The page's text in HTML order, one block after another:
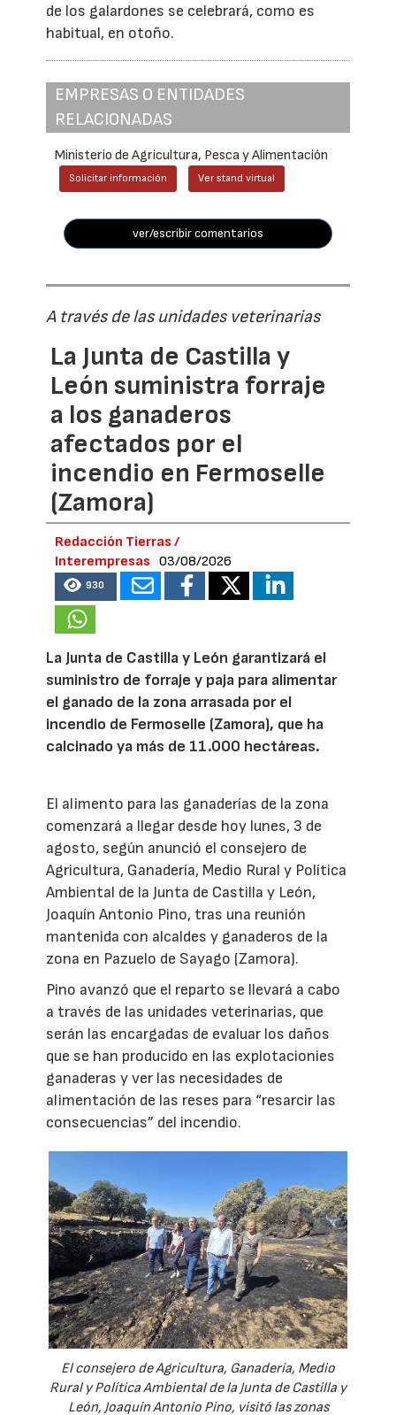
de los galardones se celebrará, como es
habitual, en otoño.
EMPRESAS O ENTIDADES
RELACIONADAS
Ministerio de Agricultura, Pesca y Alimentación
Solicitar información Ver stand virtual
ver/escribir comentarios
A través de las unidades veterinarias
La Junta de Castilla y
León suministra forraje
a los ganaderos
afectados por el
incendio en Fermoselle
(Zamora)
Redacción Tierras /
Interempresas
03/08/2026
930
La Junta de Castilla y León garantizará el
suministro de forraje y paja para alimentar
el ganado de la zona arrasada por el
incendio de Fermoselle (Zamora), que ha
calcinado ya más de 11.000 hectáreas.
El alimento para las ganaderías de la zona
comenzará a llegar desde hoy lunes, 3 de
agosto, según anunció el consejero de
Agricultura, Ganadería, Medio Rural y Política
Ambiental de la Junta de Castilla y León,
Joaquín Antonio Pino, tras una reunión
mantenida con alcaldes y ganaderos de la
zona en Pazuelo de Sayago (Zamora).
Pino avanzó que el reparto se llevará a cabo
a través de las unidades veterinarias, que
serán las encargadas de evaluar los daños
que se han producido en las explotacionies
ganaderas y ver las necesidades de
alimentación de las reses para “resarcir las
consecuencias” del incendio.
El consejero de Agricultura, Ganadería, Medio
Rural y Política Ambiental de la Junta de Castilla y
León, Joaquín Antonio Pino, visitó las zonas